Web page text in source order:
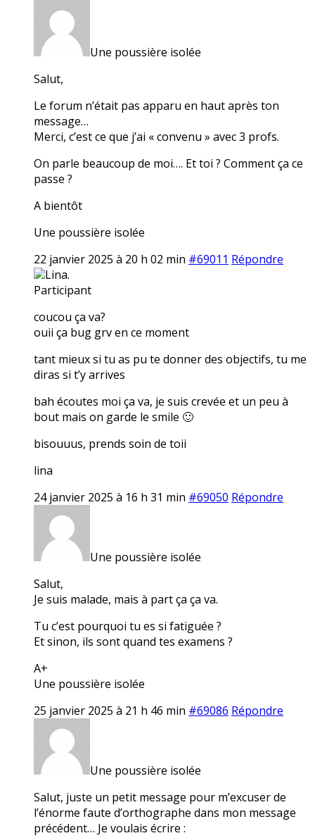
Une poussière isolée
Salut,
Le forum n’était pas apparu en haut après ton
message…
Merci, c’est ce que j’ai « convenu » avec 3 profs.
On parle beaucoup de moi…. Et toi ? Comment ça ce
passe ?
A bientôt
Une poussière isolée
22 janvier 2025 à 20 h 02 min #69011 Répondre
Lina.
Participant
coucou ça va?
ouii ça bug grv en ce moment
tant mieux si tu as pu te donner des objectifs, tu me
diras si t’y arrives
bah écoutes moi ça va, je suis crevée et un peu à
bout mais on garde le smile 🙂
bisouuus, prends soin de toii
lina
24 janvier 2025 à 16 h 31 min #69050 Répondre
Une poussière isolée
Salut,
Je suis malade, mais à part ça ça va.
Tu c’est pourquoi tu es si fatiguée ?
Et sinon, ils sont quand tes examens ?
A+
Une poussière isolée
25 janvier 2025 à 21 h 46 min #69086 Répondre
Une poussière isolée
Salut, juste un petit message pour m’excuser de
l’énorme faute d’orthographe dans mon message
précédent… Je voulais écrire :